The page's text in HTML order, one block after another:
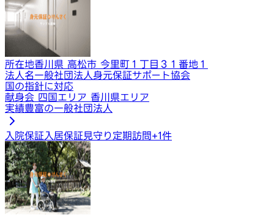
所在地香川県 高松市 今里町１丁目３１番地１
法人名一般社団法人身元保証サポート協会
国の指針に対応
献身会 四国エリア 香川県エリア
実績豊富の一般社団法人
入院保証 入居保証見守り定期訪問+1件